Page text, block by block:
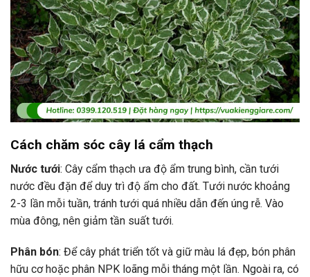
Cách chăm sóc cây lá cẩm thạch
Nước tưới: Cây cẩm thạch ưa độ ẩm trung bình, cần tưới
nước đều đặn để duy trì độ ẩm cho đất. Tưới nước khoảng
2-3 lần mỗi tuần, tránh tưới quá nhiều dẫn đến úng rễ. Vào
mùa đông, nên giảm tần suất tưới.
Phân bón: Để cây phát triển tốt và giữ màu lá đẹp, bón phân
hữu cơ hoặc phân NPK loãng mỗi tháng một lần. Ngoài ra, có